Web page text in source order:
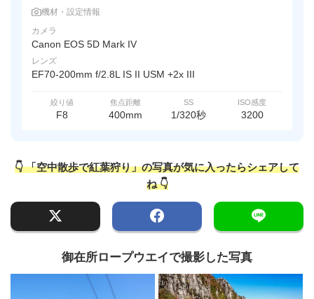
機材・設定情報
カメラ
Canon EOS 5D Mark IV
レンズ
EF70-200mm f/2.8L IS II USM +2x III
絞り値
F8
焦点距離
400mm
SS
1/320秒
ISO感度
3200
👇 「空中散歩で紅葉狩り」の写真が気に入ったらシェアして
ね 👇
御在所ロープウエイで撮影した写真